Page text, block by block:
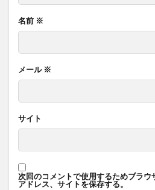
名前 ※
メール ※
サイト
次回のコメントで使用するためブラ
アドレス、サイトを保存する。